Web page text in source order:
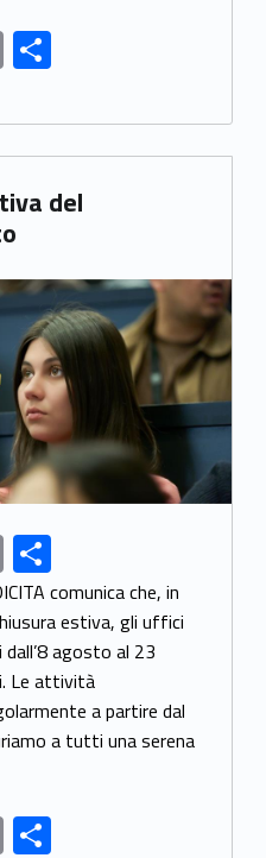
E
m
ai
l
S
h
ar
e
del
E
m
ai
l
S
h
ar
e
comunica che, in
estiva, gli uffici
agosto al 23
Le attività
a partire dal
a tutti una serena
E S